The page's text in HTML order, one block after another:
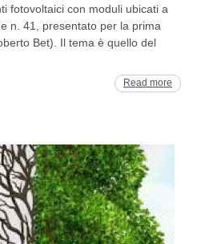
fotovoltaici con moduli ubicati a
n. 41, presentato per la prima
Bet). Il tema è quello del
Read more